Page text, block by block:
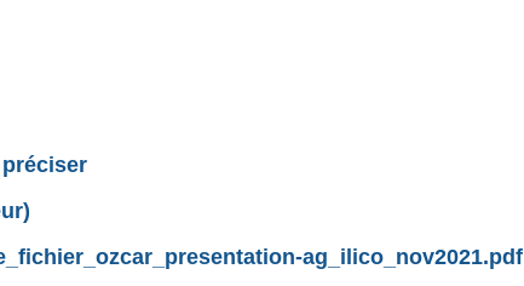
ag_ilico_nov2021.pdf